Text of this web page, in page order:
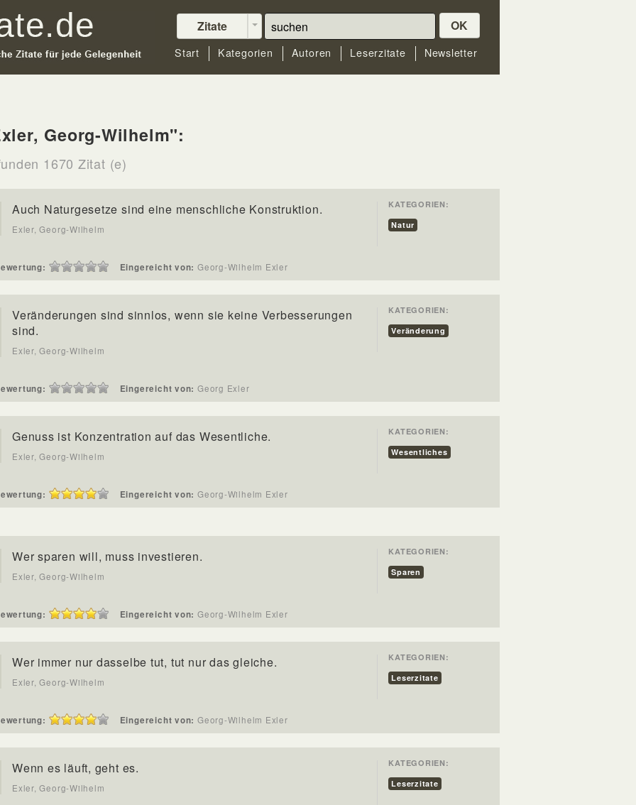
Zitate OK
Start Kategorien Autoren Leserzitate Newsletter
Georg-Wilhelm":
1670 Zitat (e)
Auch Naturgesetze sind eine menschliche Konstruktion.
Exler, Georg-Wilhelm
KATEGORIEN:
Natur
Eingereicht von: Georg-Wilhelm Exler
Veränderungen sind sinnlos, wenn sie keine Verbesserungen
sind.
Exler, Georg-Wilhelm
KATEGORIEN:
Veränderung
Eingereicht von: Georg Exler
Genuss ist Konzentration auf das Wesentliche.
Exler, Georg-Wilhelm
KATEGORIEN:
Wesentliches
Eingereicht von: Georg-Wilhelm Exler
Wer sparen will, muss investieren.
Exler, Georg-Wilhelm
KATEGORIEN:
Sparen
Eingereicht von: Georg-Wilhelm Exler
Wer immer nur dasselbe tut, tut nur das gleiche.
Exler, Georg-Wilhelm
KATEGORIEN:
Leserzitate
Eingereicht von: Georg-Wilhelm Exler
Wenn es läuft, geht es.
Exler, Georg-Wilhelm
KATEGORIEN:
Leserzitate